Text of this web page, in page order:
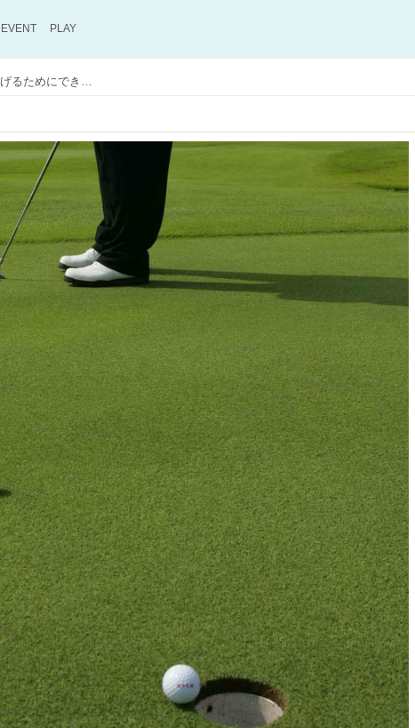
EVENT PLAY
パターの「ライン読み」、より早く精度を上げるためにできることって？【100切り】